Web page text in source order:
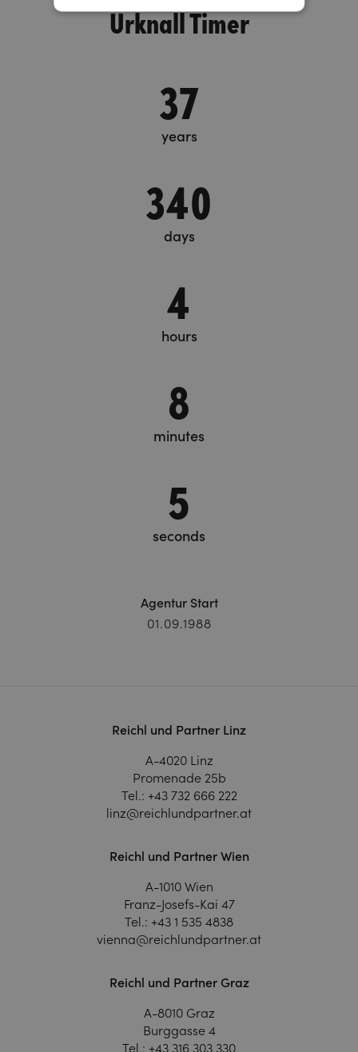
Urknall Timer
37
years
340
days
4
hours
8
minutes
5
seconds
Agentur Start
01.09.1988
Reichl und Partner Linz
A-4020 Linz
Promenade 25b
Tel.: +43 732 666 222
linz@reichlundpartner.at
Reichl und Partner Wien
A-1010 Wien
Franz-Josefs-Kai 47
Tel.: +43 1 535 4838
vienna@reichlundpartner.at
Reichl und Partner Graz
A-8010 Graz
Burggasse 4
Tel.: +43 316 303 330